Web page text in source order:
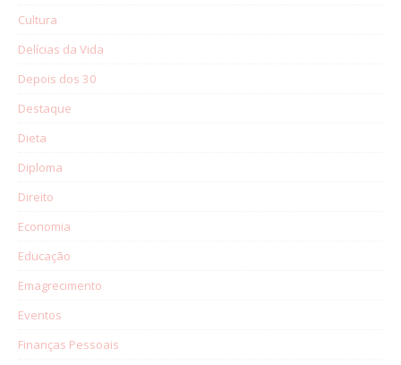
Cultura
Delícias da Vida
Depois dos 30
Destaque
Dieta
Diploma
Direito
Economia
Educação
Emagrecimento
Eventos
Finanças Pessoais